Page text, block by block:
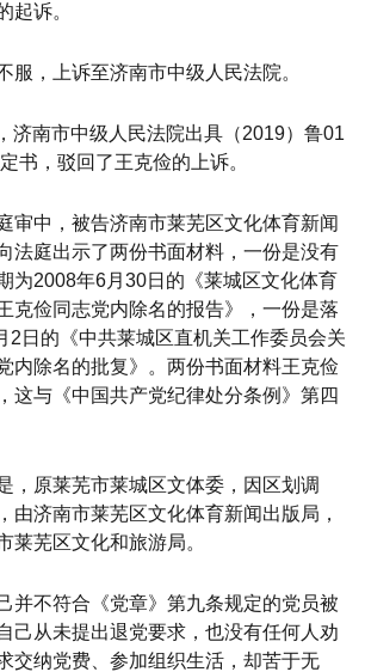
起诉。
，上诉至济南市中级人民法院。
南市中级人民法院出具（2019）鲁01
书，驳回了王克俭的上诉。
审中，被告济南市莱芜区文化体育新闻
法庭出示了两份书面材料，一份是没有
为2008年6月30日的《莱城区文化体育
克俭同志党内除名的报告》，一份是落
2日的《中共莱城区直机关工作委员会关
内除名的批复》。两份书面材料王克俭
这与《中国共产党纪律处分条例》第四
，原莱芜市莱城区文体委，因区划调
由济南市莱芜区文化体育新闻出版局，
莱芜区文化和旅游局。
并不符合《党章》第九条规定的党员被
己从未提出退党要求，也没有任何人劝
交纳党费、参加组织生活，却苦于无